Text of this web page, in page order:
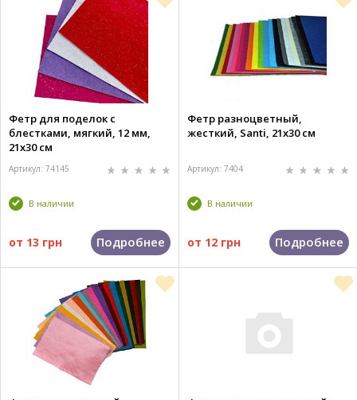
Фетр для поделок с
блестками, мягкий, 12 мм,
21x30 см
Артикул: 74145
В наличии
от 13 грн Подробнее
Фетр разноцветный,
жесткий, Santi, 21x30 см
Артикул: 7404
В наличии
от 12 грн Подробнее